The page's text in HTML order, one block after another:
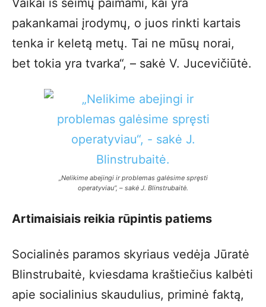
Vaikai iš šeimų paimami, kai yra
pakankamai įrodymų, o juos rinkti kartais
tenka ir keletą metų. Tai ne mūsų norai,
bet tokia yra tvarka“, – sakė V. Jucevičiūtė.
„Nelikime abejingi ir problemas galėsime spręsti
operatyviau“, – sakė J. Blinstrubaitė.
Artimaisiais reikia rūpintis patiems
Socialinės paramos skyriaus vedėja Jūratė
Blinstrubaitė, kviesdama kraštiečius kalbėti
apie socialinius skaudulius, priminė faktą,